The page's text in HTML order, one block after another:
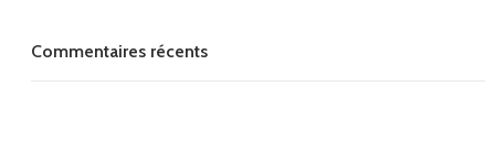
Commentaires récents